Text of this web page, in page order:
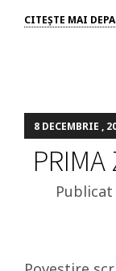
CITEŞTE MAI
8 DECEMBRIE ,
PRIMA
Publicat